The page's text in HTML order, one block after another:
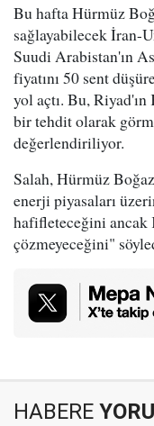
Bu hafta Hürmüz
sağlayabilecek İran-
Suudi Arabistan'ın
fiyatını 50 sent
yol açtı. Bu,
bir tehdit olarak
değerlendiriliyor.
Salah, Hürmüz
enerji piyasaları
hafifleteceğini ancak
çözmeyeceğini"
HABERE